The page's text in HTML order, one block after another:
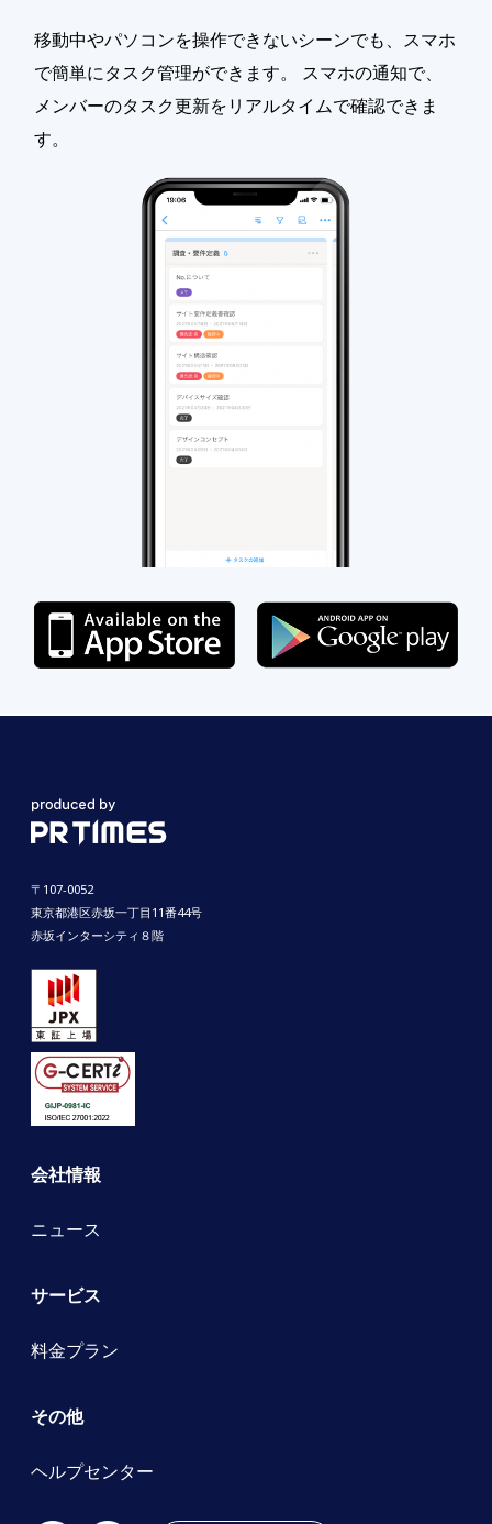
移動中やパソコンを操作できないシーンでも、スマホ
で簡単にタスク管理ができます。 スマホの通知で、
メンバーのタスク更新をリアルタイムで確認できま
す。
〒107-0052
東京都港区赤坂一丁目11番44号
赤坂インターシティ８階
会社情報
ニュース
サービス
料金プラン
その他
ヘルプセンター